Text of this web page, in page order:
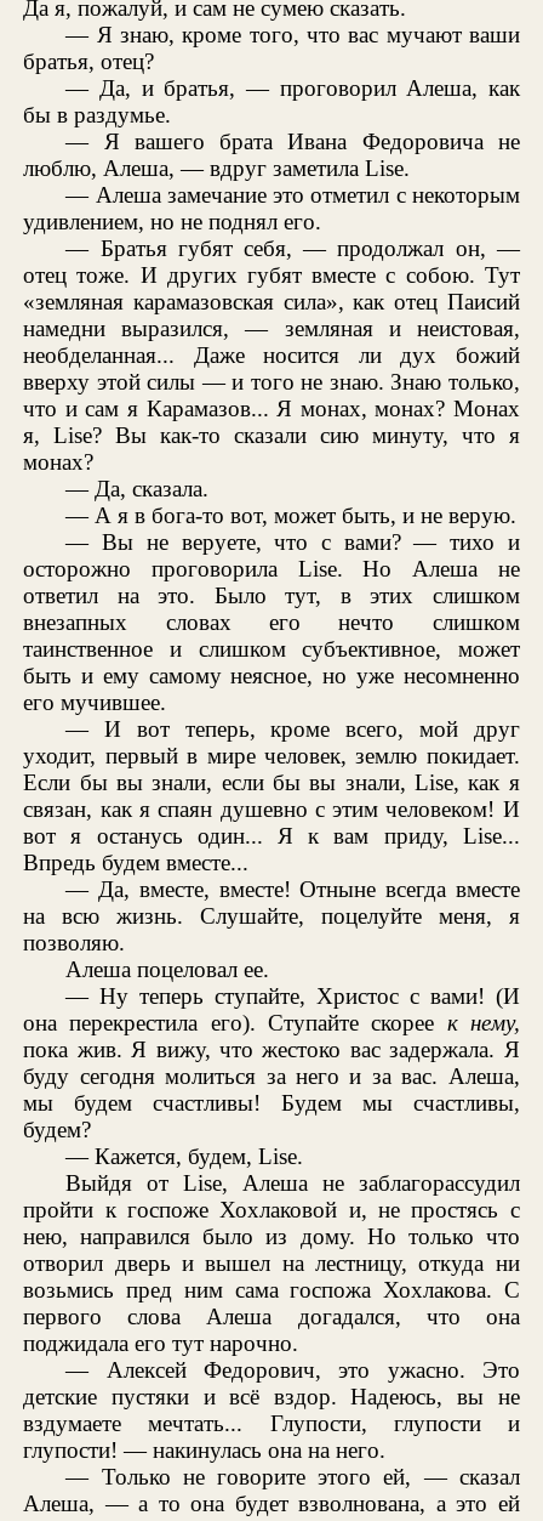
Да я, пожалуй, и сам не сумею сказать.
— Я знаю, кроме того, что вас мучают ваши
братья, отец?
— Да, и братья, — проговорил Алеша, как
бы в раздумье.
— Я вашего брата Ивана Федоровича не
люблю, Алеша, — вдруг заметила Lise.
— Алеша замечание это отметил с некоторым
удивлением, но не поднял его.
— Братья губят себя, — продолжал он, —
отец тоже. И других губят вместе с собою. Тут
«земляная карамазовская сила», как отец Паисий
намедни выразился, — земляная и неистовая,
необделанная... Даже носится ли дух божий
вверху этой силы — и того не знаю. Знаю только,
что и сам я Карамазов... Я монах, монах? Монах
я, Lise? Вы как-то сказали сию минуту, что я
монах?
— Да, сказала.
— А я в бога-то вот, может быть, и не верую.
— Вы не веруете, что с вами? — тихо и
осторожно проговорила Lise. Но Алеша не
ответил на это. Было тут, в этих слишком
внезапных словах его нечто слишком
таинственное и слишком субъективное, может
быть и ему самому неясное, но уже несомненно
его мучившее.
— И вот теперь, кроме всего, мой друг
уходит, первый в мире человек, землю покидает.
Если бы вы знали, если бы вы знали, Lise, как я
связан, как я спаян душевно с этим человеком! И
вот я останусь один... Я к вам приду, Lise...
Впредь будем вместе...
— Да, вместе, вместе! Отныне всегда вместе
на всю жизнь. Слушайте, поцелуйте меня, я
позволяю.
Алеша поцеловал ее.
— Ну теперь ступайте, Христос с вами! (И
она перекрестила его). Ступайте скорее к нему,
пока жив. Я вижу, что жестоко вас задержала. Я
буду сегодня молиться за него и за вас. Алеша,
мы будем счастливы! Будем мы счастливы,
будем?
— Кажется, будем, Lise.
Выйдя от Lise, Алеша не заблагорассудил
пройти к госпоже Хохлаковой и, не простясь с
нею, направился было из дому. Но только что
отворил дверь и вышел на лестницу, откуда ни
возьмись пред ним сама госпожа Хохлакова. С
первого слова Алеша догадался, что она
поджидала его тут нарочно.
— Алексей Федорович, это ужасно. Это
детские пустяки и всё вздор. Надеюсь, вы не
вздумаете мечтать... Глупости, глупости и
глупости! — накинулась она на него.
— Только не говорите этого ей, — сказал
Алеша, — а то она будет взволнована, а это ей